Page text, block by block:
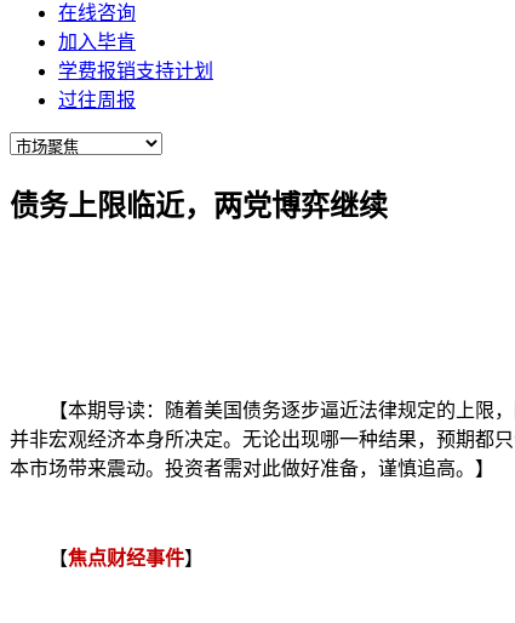
在线咨询
加入毕肯
学费报销支持计划
过往周报
债务上限临近，两党博弈继续
【本期导读：随着美国债务逐步逼近法律规定的上限
并非宏观经济本身所决定。无论出现哪一种结果，预期都
本市场带来震动。投资者需对此做好准备，谨慎追高。】
【焦点财经事件】